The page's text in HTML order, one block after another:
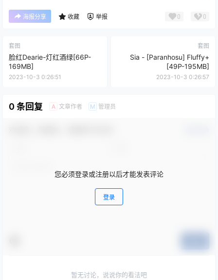
海报分享 收藏 举报 0 0
套图
脸红Dearie-灯红酒绿[66P-
169MB]
2023-10-3 0:26:51
套图
Sia - [Paranhosu] Fluffy+
[49P-195MB]
2023-10-3 0:26:57
0 条回复 A 文章作者 M 管理员
您必须登录或注册以后才能发表评论
登录
暂无讨论，说说你的看法吧